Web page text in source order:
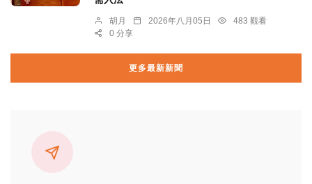
胡月 2026年八月05日
483 觀看
0 分享
更多最新新聞